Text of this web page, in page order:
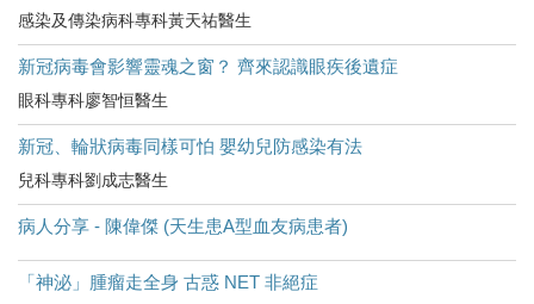
感染及傳染病科專科黃天祐醫生
新冠病毒會影響靈魂之窗？ 齊來認識眼疾後遺症
眼科專科廖智恒醫生
新冠、輪狀病毒同樣可怕 嬰幼兒防感染有法
兒科專科劉成志醫生
病人分享 - 陳偉傑 (天生患A型血友病患者)
「神泌」腫瘤走全身 古惑 NET 非絕症